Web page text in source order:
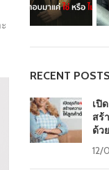
RECENT POSTS
เปิ
สร้
ด้ว
12/